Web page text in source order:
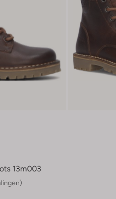
13m003